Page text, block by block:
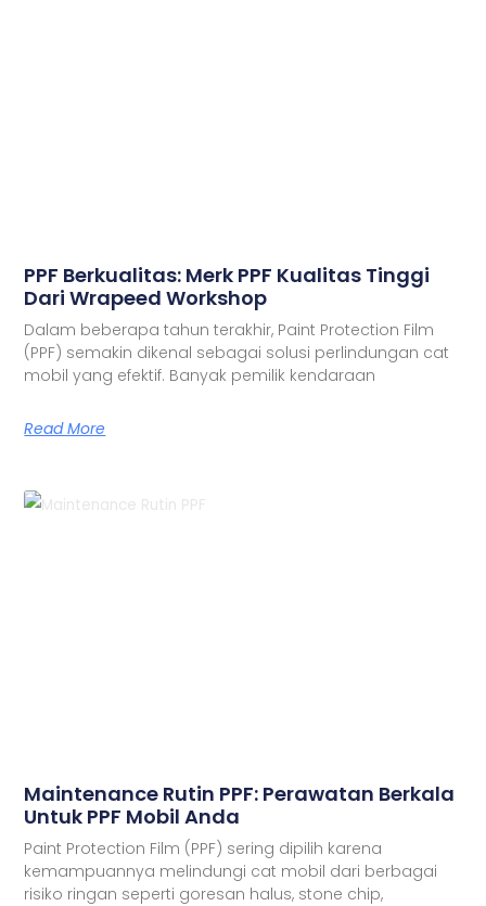
PPF Berkualitas: Merk PPF Kualitas Tinggi
Dari Wrapeed Workshop
Dalam beberapa tahun terakhir, Paint Protection Film
(PPF) semakin dikenal sebagai solusi perlindungan cat
mobil yang efektif. Banyak pemilik kendaraan
Read More
Maintenance Rutin PPF: Perawatan Berkala
Untuk PPF Mobil Anda
Paint Protection Film (PPF) sering dipilih karena
kemampuannya melindungi cat mobil dari berbagai
risiko ringan seperti goresan halus, stone chip,